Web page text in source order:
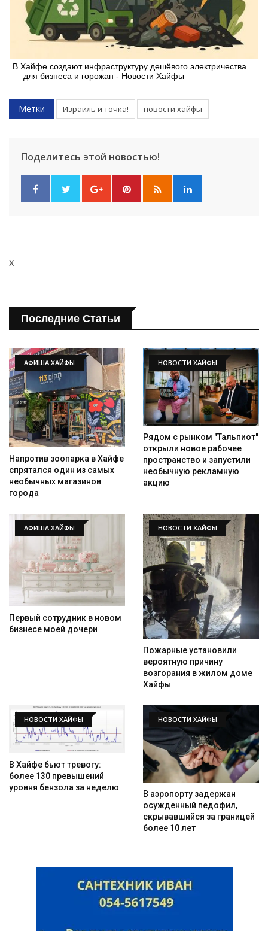
В Хайфе создают инфраструктуру дешёвого электричества
— для бизнеса и горожан - Новости Хайфы
Метки Израиль и точка! новости хайфы
Поделитесь этой новостью!
x
Последние Статьи
АФИША ХАЙФЫ
Напротив зоопарка в Хайфе
спрятался один из самых
необычных магазинов
города
НОВОСТИ ХАЙФЫ
Рядом с рынком "Тальпиот"
открыли новое рабочее
пространство и запустили
необычную рекламную
акцию
АФИША ХАЙФЫ
Первый сотрудник в новом
бизнесе моей дочери
НОВОСТИ ХАЙФЫ
Пожарные установили
вероятную причину
возгорания в жилом доме
Хайфы
НОВОСТИ ХАЙФЫ
В Хайфе бьют тревогу:
более 130 превышений
уровня бензола за неделю
НОВОСТИ ХАЙФЫ
В аэропорту задержан
осужденный педофил,
скрывавшийся за границей
более 10 лет